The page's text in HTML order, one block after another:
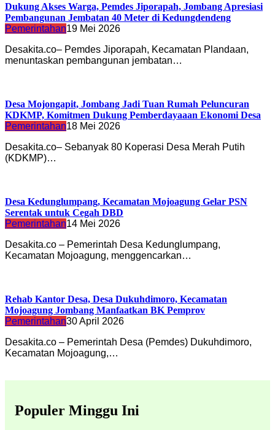
Dukung Akses Warga, Pemdes Jiporapah, Jombang Apresiasi
Pembangunan Jembatan 40 Meter di Kedungdendeng
Pemerintahan19 Mei 2026
Desakita.co– Pemdes Jiporapah, Kecamatan Plandaan,
menuntaskan pembangunan jembatan…
Desa Mojongapit, Jombang Jadi Tuan Rumah Peluncuran
KDKMP, Komitmen Dukung Pemberdayaaan Ekonomi Desa
Pemerintahan18 Mei 2026
Desakita.co– Sebanyak 80 Koperasi Desa Merah Putih
(KDKMP)…
Desa Kedunglumpang, Kecamatan Mojoagung Gelar PSN
Serentak untuk Cegah DBD
Pemerintahan14 Mei 2026
Desakita.co – Pemerintah Desa Kedunglumpang,
Kecamatan Mojoagung, menggencarkan…
Rehab Kantor Desa, Desa Dukuhdimoro, Kecamatan
Mojoagung Jombang Manfaatkan BK Pemprov
Pemerintahan30 April 2026
Desakita.co – Pemerintah Desa (Pemdes) Dukuhdimoro,
Kecamatan Mojoagung,…
Populer Minggu Ini